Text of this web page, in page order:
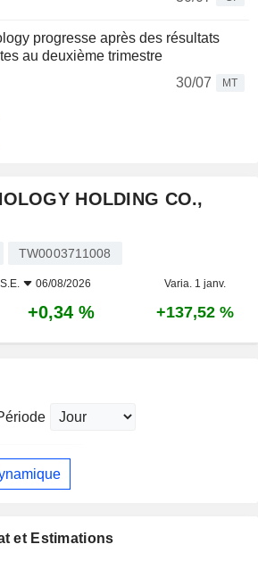
progresse après des résultats
au deuxième trimestre
30/07
MT
HOLDING CO.,
TW0003711008
06/08/2026 Varia. 1 janv.
+0,34 % +137,52 %
et Estimations